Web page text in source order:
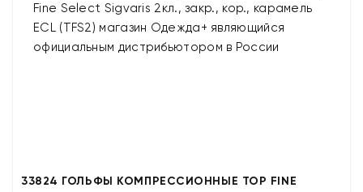
33824 ГОЛЬФЫ КОМПРЕССИОННЫЕ TOP FINE